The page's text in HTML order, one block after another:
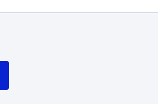
Gune publikoa, hondakinak eta